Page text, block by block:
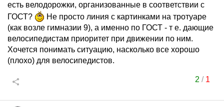
есть велодорожки, организованные в соответствии с
ГОСТ?
Не просто линия с картинками на тротуаре
(как возле гимназии 9), а именно по ГОСТ - т е. дающие
велосипедистам приоритет при движении по ним.
Хочется понимать ситуацию, насколько все хорошо
(плохо) для велосипедистов.
2 / 1